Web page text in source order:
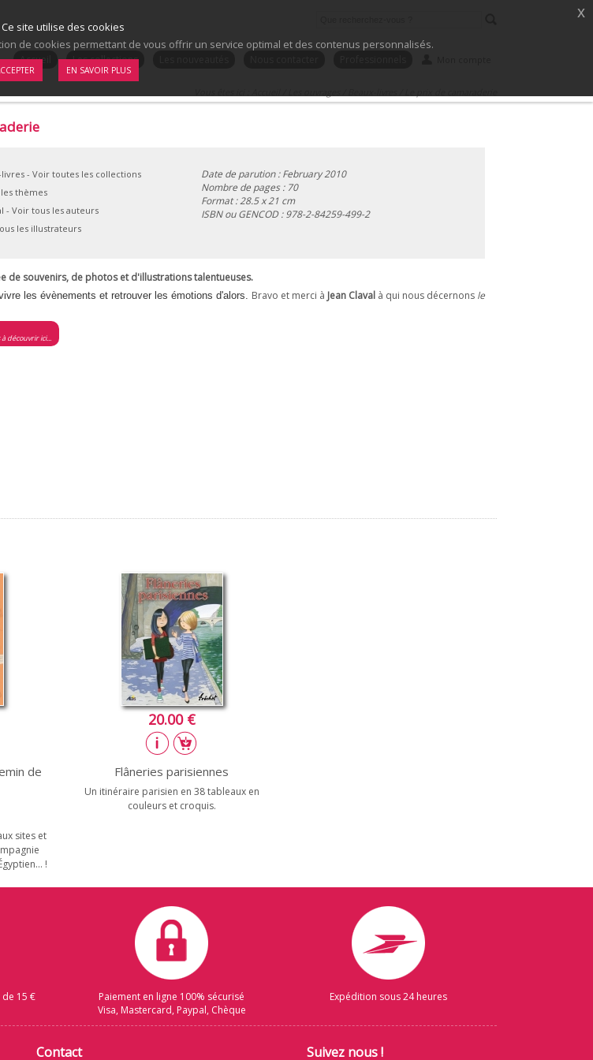
Accueil Les collections
livres - Voir toutes les collections
thèmes
- Voir tous les auteurs
les illustrateurs
Date de parution : February 2010
Nombre de pages : 70
Format : 28.5 x 21 cm
ISBN ou GENCOD :978-2-84259-499-2
de souvenirs, de photos et d'illustrations talentueuses.
les évènements et retrouver les émotions d'alors. Bravo et merci à Jean Claval à qui nous décernons le
découvrir ici...
de
sites et
!
20.00 €
Flâneries parisiennes
Un itinéraire parisien en 38 tableaux en
couleurs et croquis.
15 €
Paiement en ligne 100% sécurisé
Visa, Mastercard, Paypal, Chèque
Expédition sous 24 heures
Contact Suivez nous !
Ce site utilise des cookies
de cookies permettant de vous offrir un service optimal et des contenus personnalisés.
EN SAVOIR PLUS
x